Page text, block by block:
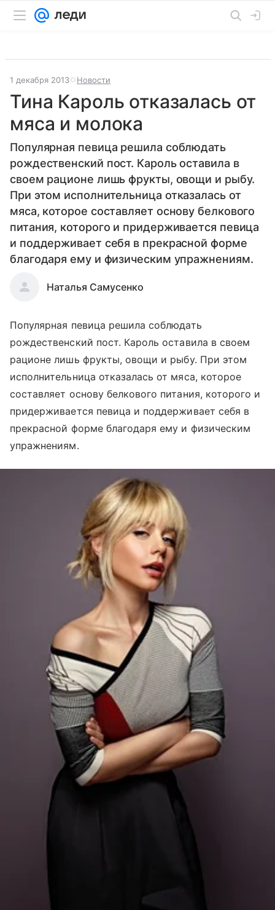
1 декабря 2013 Новости
Тина Кароль отказалась от
мяса и молока
Популярная певица решила соблюдать
рождественский пост. Кароль оставила в
своем рационе лишь фрукты, овощи и рыбу.
При этом исполнительница отказалась от
мяса, которое составляет основу белкового
питания, которого и придерживается певица
и поддерживает себя в прекрасной форме
благодаря ему и физическим упражнениям.
Наталья Самусенко
Популярная певица решила соблюдать
рождественский пост. Кароль оставила в своем
рационе лишь фрукты, овощи и рыбу. При этом
исполнительница отказалась от мяса, которое
составляет основу белкового питания, которого и
придерживается певица и поддерживает себя в
прекрасной форме благодаря ему и физическим
упражнениям.